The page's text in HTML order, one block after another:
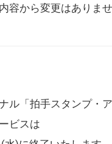
容から変更はありませ
ル「拍手スタンプ・
ビスは